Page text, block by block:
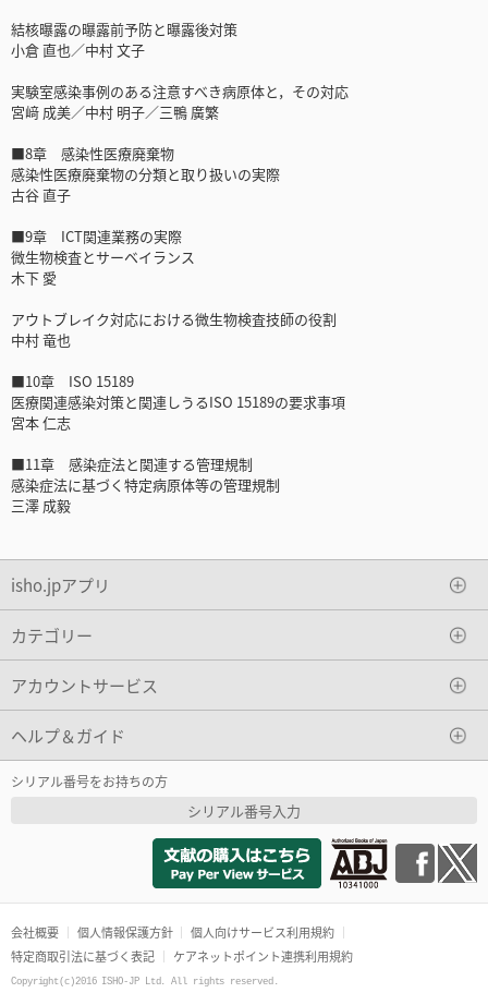
結核曝露の曝露前予防と曝露後対策
小倉 直也／中村 文子
実験室感染事例のある注意すべき病原体と，その対応
宮﨑 成美／中村 明子／三鴨 廣繁
■8章 感染性医療廃棄物
感染性医療廃棄物の分類と取り扱いの実際
古谷 直子
■9章 ICT関連業務の実際
微生物検査とサーベイランス
木下 愛
アウトブレイク対応における微生物検査技師の役割
中村 竜也
■10章 ISO 15189
医療関連感染対策と関連しうるISO 15189の要求事項
宮本 仁志
■11章 感染症法と関連する管理規制
感染症法に基づく特定病原体等の管理規制
三澤 成毅
isho.jpアプリ
カテゴリー
アカウントサービス
ヘルプ＆ガイド
シリアル番号をお持ちの方
シリアル番号入力
会社概要 個人情報保護方針
個人向けサービス利用規約
特定商取引法に基づく表記
ケアネットポイント連携利用規約
Copyright(c)2016 ISHO-JP Ltd. All rights reserved.